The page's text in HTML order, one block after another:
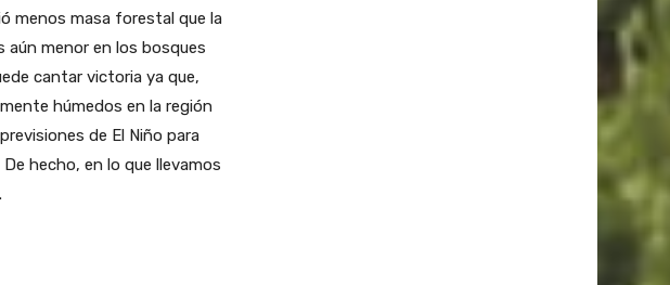
menos masa forestal que la
aún menor en los bosques
cantar victoria ya que,
húmedos en la región
de El Niño para
hecho, en lo que llevamos